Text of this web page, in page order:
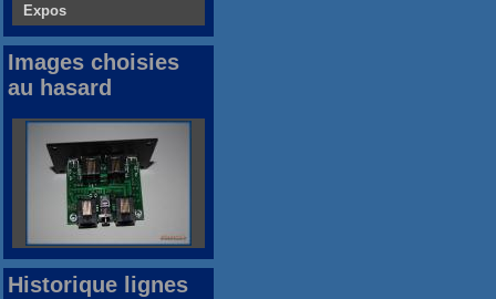
Expos
Images choisies
au hasard
Historique lignes